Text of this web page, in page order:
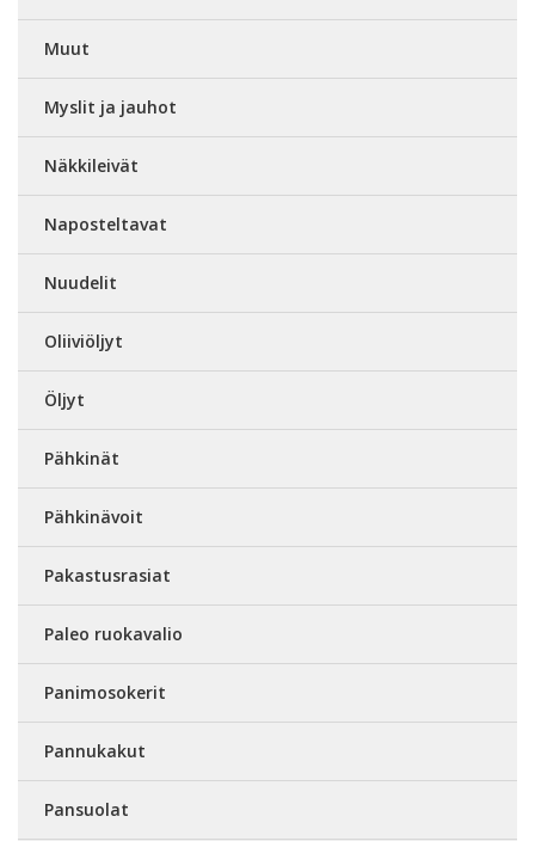
Muut
Myslit ja jauhot
Näkkileivät
Naposteltavat
Nuudelit
Oliiviöljyt
Öljyt
Pähkinät
Pähkinävoit
Pakastusrasiat
Paleo ruokavalio
Panimosokerit
Pannukakut
Pansuolat